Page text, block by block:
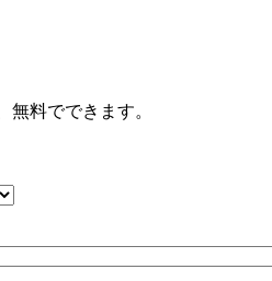
料でできます。